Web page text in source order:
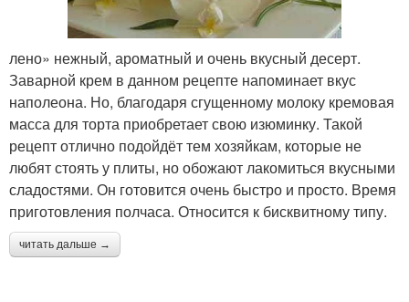
лено» нежный, ароматный и очень вкусный десерт.
Заварной крем в данном рецепте напоминает вкус
наполеона. Но, благодаря сгущенному молоку кремовая
масса для торта приобретает свою изюминку. Такой
рецепт отлично подойдёт тем хозяйкам, которые не
любят стоять у плиты, но обожают лакомиться вкусными
сладостями. Он готовится очень быстро и просто. Время
приготовления полчаса. Относится к бисквитному типу.
читать дальше →